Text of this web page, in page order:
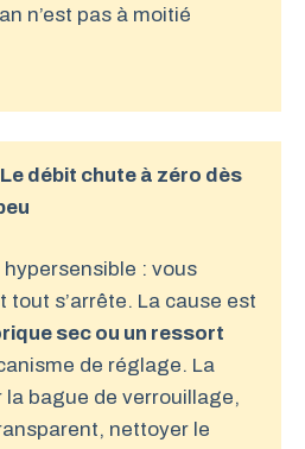
n’est pas à moitié
débit chute à zéro dès
: vous
tout s’arrête. La cause est
sec ou un ressort
de réglage. La
la bague de verrouillage,
nettoyer le